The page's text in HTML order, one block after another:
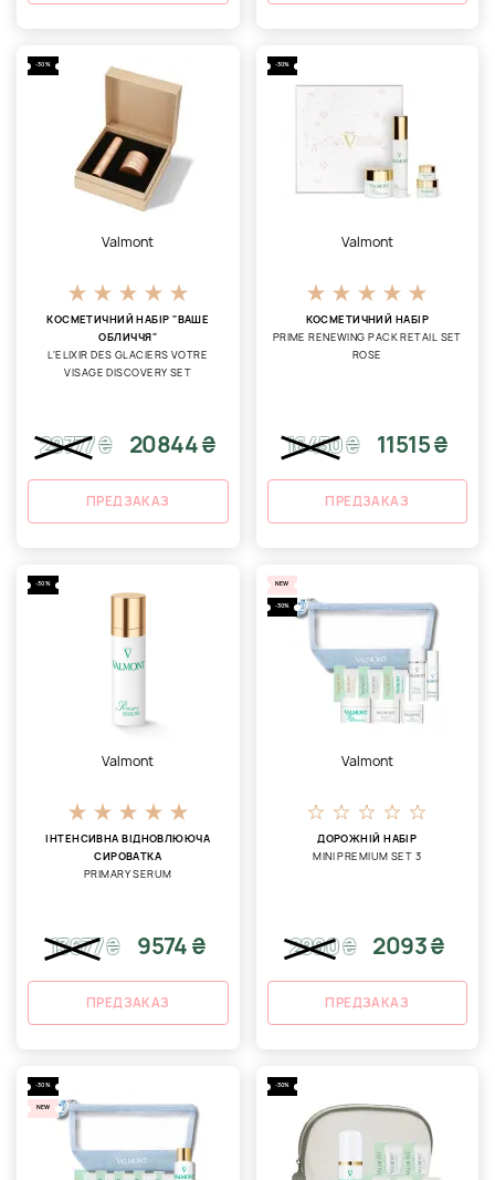
-30%
Valmont
КОСМЕТИЧНИЙ НАБІР "ВАШЕ
ОБЛИЧЧЯ"
L'ELIXIR DES GLACIERS VOTRE
VISAGE DISCOVERY SET
29777₴ 20844 ₴
ПРЕДЗАКАЗ
-30%
Valmont
КОСМЕТИЧНИЙ НАБІР
PRIME RENEWING PACK RETAIL SET
ROSE
16450₴ 11515 ₴
ПРЕДЗАКАЗ
-30%
Valmont
ІНТЕНСИВНА ВІДНОВЛЮЮЧА
СИРОВАТКА
PRIMARY SERUM
13677₴ 9574 ₴
ПРЕДЗАКАЗ
NEW
-30%
Valmont
ДОРОЖНІЙ НАБІР
MINI PREMIUM SET 3
2990₴ 2093 ₴
ПРЕДЗАКАЗ
-30%
NEW
-30%